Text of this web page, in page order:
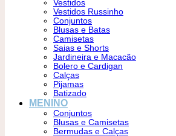
Vestidos
Vestidos Russinho
Conjuntos
Blusas e Batas
Camisetas
Saias e Shorts
Jardineira e Macacão
Bolero e Cardigan
Calças
Pijamas
Batizado
MENINO
Conjuntos
Blusas e Camisetas
Bermudas e Calças